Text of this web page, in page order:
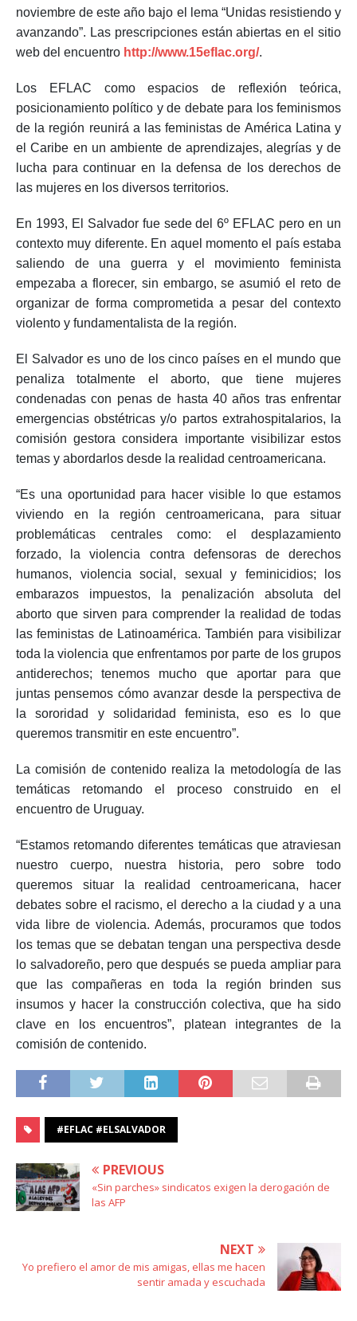
noviembre de este año bajo el lema “Unidas resistiendo y
avanzando”. Las prescripciones están abiertas en el sitio
web del encuentro http://www.15eflac.org/.
Los EFLAC como espacios de reflexión teórica,
posicionamiento político y de debate para los feminismos
de la región reunirá a las feministas de América Latina y
el Caribe en un ambiente de aprendizajes, alegrías y de
lucha para continuar en la defensa de los derechos de
las mujeres en los diversos territorios.
En 1993, El Salvador fue sede del 6º EFLAC pero en un
contexto muy diferente. En aquel momento el país estaba
saliendo de una guerra y el movimiento feminista
empezaba a florecer, sin embargo, se asumió el reto de
organizar de forma comprometida a pesar del contexto
violento y fundamentalista de la región.
El Salvador es uno de los cinco países en el mundo que
penaliza totalmente el aborto, que tiene mujeres
condenadas con penas de hasta 40 años tras enfrentar
emergencias obstétricas y/o partos extrahospitalarios, la
comisión gestora considera importante visibilizar estos
temas y abordarlos desde la realidad centroamericana.
“Es una oportunidad para hacer visible lo que estamos
viviendo en la región centroamericana, para situar
problemáticas centrales como: el desplazamiento
forzado, la violencia contra defensoras de derechos
humanos, violencia social, sexual y feminicidios; los
embarazos impuestos, la penalización absoluta del
aborto que sirven para comprender la realidad de todas
las feministas de Latinoamérica. También para visibilizar
toda la violencia que enfrentamos por parte de los grupos
antiderechos; tenemos mucho que aportar para que
juntas pensemos cómo avanzar desde la perspectiva de
la sororidad y solidaridad feminista, eso es lo que
queremos transmitir en este encuentro”.
La comisión de contenido realiza la metodología de las
temáticas retomando el proceso construido en el
encuentro de Uruguay.
“Estamos retomando diferentes temáticas que atraviesan
nuestro cuerpo, nuestra historia, pero sobre todo
queremos situar la realidad centroamericana, hacer
debates sobre el racismo, el derecho a la ciudad y a una
vida libre de violencia. Además, procuramos que todos
los temas que se debatan tengan una perspectiva desde
lo salvadoreño, pero que después se pueda ampliar para
que las compañeras en toda la región brinden sus
insumos y hacer la construcción colectiva, que ha sido
clave en los encuentros”, platean integrantes de la
comisión de contenido.
#EFLAC #ELSALVADOR
PREVIOUS
«Sin parches» sindicatos exigen la derogación de
las AFP
NEXT
Yo prefiero el amor de mis amigas, ellas me hacen
sentir amada y escuchada